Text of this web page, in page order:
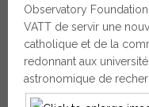
Observatory
VATT de servir une
catholique et de la
redonnant aux
astronomique de